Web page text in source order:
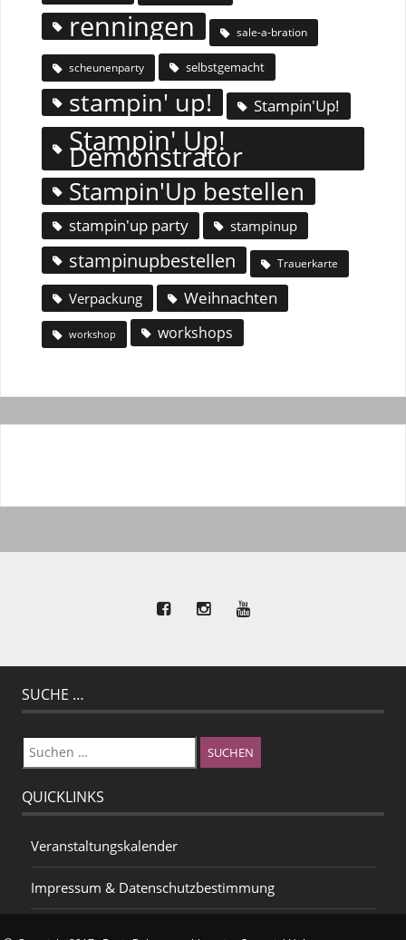
renningen sale-a-bration
scheunenparty selbstgemacht
stampin' up! Stampin'Up!
Stampin' Up!
Demonstrator
Stampin'Up bestellen
stampin'up party stampinup
stampinupbestellen Trauerkarte
Verpackung Weihnachten
workshop workshops
SUCHE …
Suchen
nach:
QUICKLINKS
Veranstaltungskalender
Impressum & Datenschutzbestimmung